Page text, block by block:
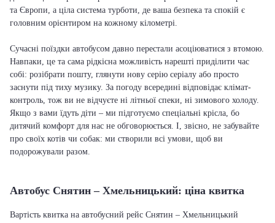
та Європи, а ціла система турботи, де ваша безпека та спокій є
головним орієнтиром на кожному кілометрі.
Сучасні поїздки автобусом давно перестали асоціюватися з втомою.
Навпаки, це та сама рідкісна можливість нарешті приділити час
собі: розібрати пошту, глянути нову серію серіалу або просто
заснути під тиху музику. За погоду всередині відповідає клімат-
контроль, тож ви не відчуєте ні літньої спеки, ні зимового холоду.
Якщо з вами їдуть діти – ми підготуємо спеціальні крісла, бо
дитячий комфорт для нас не обговорюється. І, звісно, не забувайте
про своїх котів чи собак: ми створили всі умови, щоб ви
подорожували разом.
Автобус Снятин – Хмельницький: ціна квитка
Вартість квитка на автобусний рейс Снятин – Хмельницький